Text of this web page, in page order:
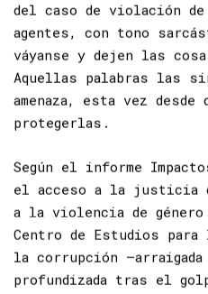
que estaba ocurriendo y
del caso de violación
agentes, con tono
váyanse y dejen las
Aquellas palabras las
amenaza, esta vez desde
Según el informe
el acceso a la justicia
a la violencia de género
Centro de Estudios para
la corrupción —arraigada